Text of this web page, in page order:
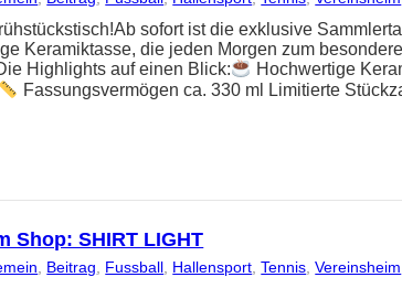
sofort ist die exklusive
Keramiktasse, die jeden Morgen zum
Highlights auf einen Blick:
Hochwertige
Fassungsvermögen ca. 330 ml Limitierte
Shop: SHIRT LIGHT
, Beitrag, Fussball, Hallensport, Tennis, Vereinsheim